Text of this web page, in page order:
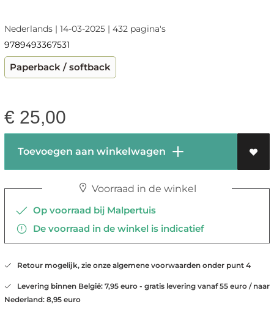
Nederlands | 14-03-2025 | 432 pagina's
9789493367531
Paperback / softback
€ 25,00
Toevoegen aan winkelwagen
Voorraad in de winkel
Op voorraad bij Malpertuis
De voorraad in de winkel is indicatief
Retour mogelijk, zie onze algemene voorwaarden onder punt 4
Levering binnen België: 7,95 euro - gratis levering vanaf 55 euro / naar
Nederland: 8,95 euro